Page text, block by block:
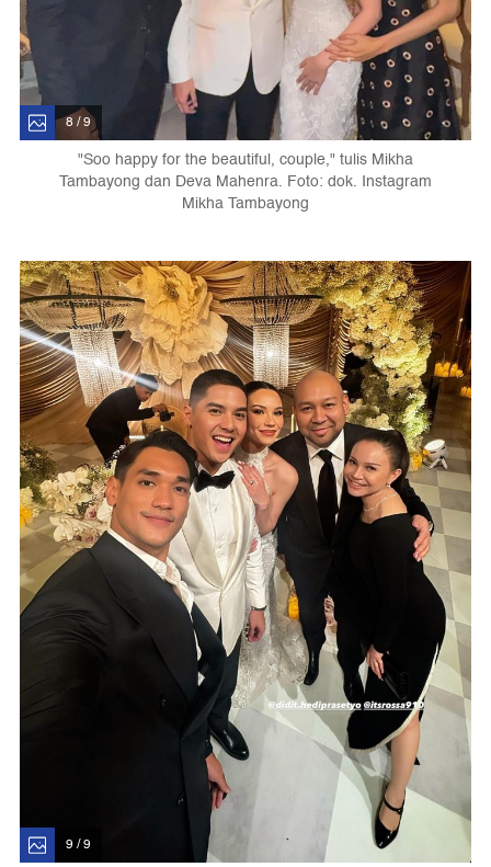
8 / 9
"Soo happy for the beautiful, couple," tulis Mikha
Tambayong dan Deva Mahenra. Foto: dok. Instagram
Mikha Tambayong
9 / 9